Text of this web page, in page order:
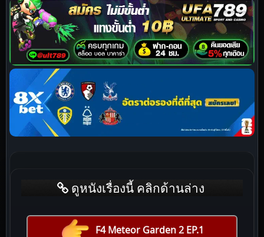
ดูหนังเรื่องนี้ คลิกด้านล่าง
F4 Meteor Garden 2 EP.1